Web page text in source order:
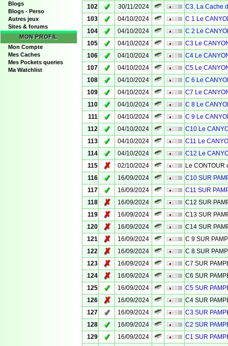
Blogs
Blogs - Perso
Autres jeux
Sites & forums
MON PROFIL
Mon Compte
Mes Caches
Mes Pockets queries
Ma Watchlist
102
✓ 30/11/2024
C3. La Cache
103
✓ 04/10/2024
C 1 Le
104
✓ 04/10/2024
C 2 Le
105
✓ 04/10/2024
C3 Le
106
✓ 04/10/2024
C4 Le
107
✓ 04/10/2024
C5 Le
108
✓ 04/10/2024
C 6 Le
109
✓ 04/10/2024
C7 Le
110
✓ 04/10/2024
C 8 Le
111
✓ 04/10/2024
C 9 Le
112
✓ 04/10/2024
C10 Le
113
✓ 04/10/2024
C11 Le
114
✓ 04/10/2024
C12 Le
115
✗ 02/10/2024
Le CONTOUR
116
✓ 16/09/2024
C10 SUR
117
✓ 16/09/2024
C11 SUR
118
✗ 16/09/2024
C12 SUR
119
✗ 16/09/2024
C13 SUR
120
✗ 16/09/2024
C14 SUR
121
✗ 16/09/2024
C 9 SUR
122
✗ 16/09/2024
C 8 SUR
123
✗ 16/09/2024
C7 SUR
124
✗ 16/09/2024
C6 SUR
125
✓ 16/09/2024
C5 SUR
126
✗ 16/09/2024
C4 SUR
127
✓ 16/09/2024
C3 SUR
128
✓ 16/09/2024
C2 SUR
129
✓ 16/09/2024
C1 SUR